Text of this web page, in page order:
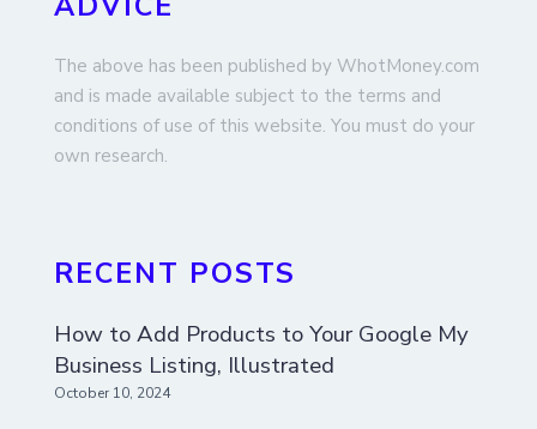
The above has been published by WhotMoney.com
and is made available subject to the terms and
conditions of use of this website. You must do your
own research.
RECENT POSTS
How to Add Products to Your Google My
Business Listing, Illustrated
October 10, 2024